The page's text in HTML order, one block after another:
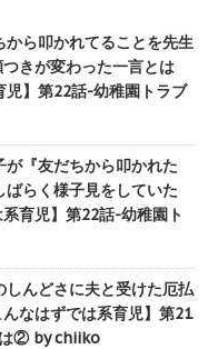
ら叩かれてることを先生
きが変わった一言とは
児】第22話-幼稚園トラブ
『友だちから叩かれた
らく様子見をしていた
育児】第22話-幼稚園ト
んどさに夫と受けた厄払
なはずでは系育児】第21
は② by chiiko